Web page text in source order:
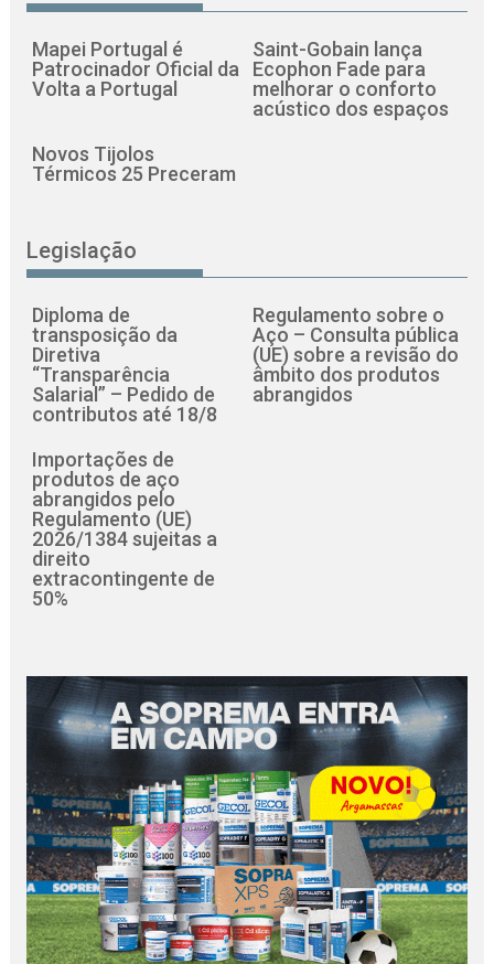
Mapei Portugal é
Patrocinador Oficial da
Volta a Portugal
Saint-Gobain lança
Ecophon Fade para
melhorar o conforto
acústico dos espaços
Novos Tijolos
Térmicos 25 Preceram
Legislação
Diploma de
transposição da
Diretiva
“Transparência
Salarial” – Pedido de
contributos até 18/8
Regulamento sobre o
Aço – Consulta pública
(UE) sobre a revisão do
âmbito dos produtos
abrangidos
Importações de
produtos de aço
abrangidos pelo
Regulamento (UE)
2026/1384 sujeitas a
direito
extracontingente de
50%